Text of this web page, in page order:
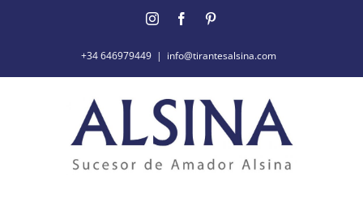
InstagramFacebook
+34 646979449 | info@tirantesalsina.com